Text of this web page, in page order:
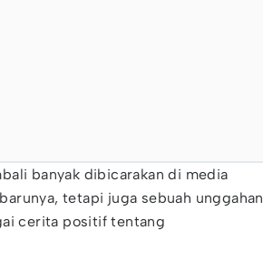
banyak dibicarakan di media
tetapi juga sebuah unggahan
cerita positif tentang